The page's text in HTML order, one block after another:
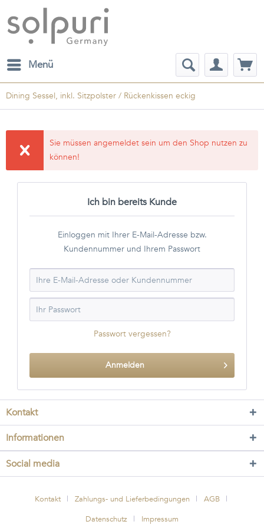
Menü
Dining Sessel, inkl. Sitzpolster / Rückenkissen eckig
Sie müssen angemeldet sein um den Shop nutzen zu
können!
Ich bin bereits Kunde
Einloggen mit Ihrer E-Mail-Adresse bzw.
Kundennummer und Ihrem Passwort
Passwort vergessen?
Anmelden
Kontakt
Informationen
Social media
Kontakt Zahlungs- und Lieferbedingungen
AGB
Datenschutz
Impressum